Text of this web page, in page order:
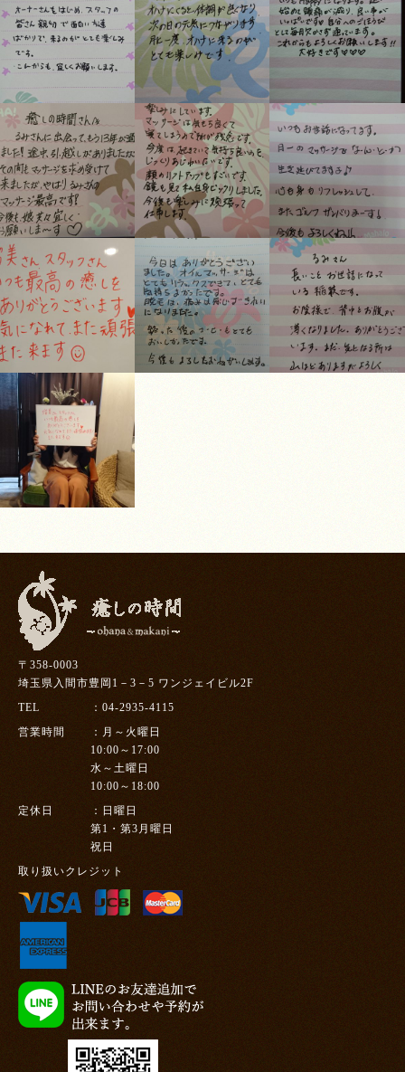
〒358-0003
埼玉県入間市豊岡1－3－5 ワンジェイビル2F
TEL
04-2935-4115
営業時間
月～火曜日
10:00～17:00
水～土曜日
10:00～18:00
定休日
日曜日
第1・第3月曜日
祝日
取り扱いクレジット